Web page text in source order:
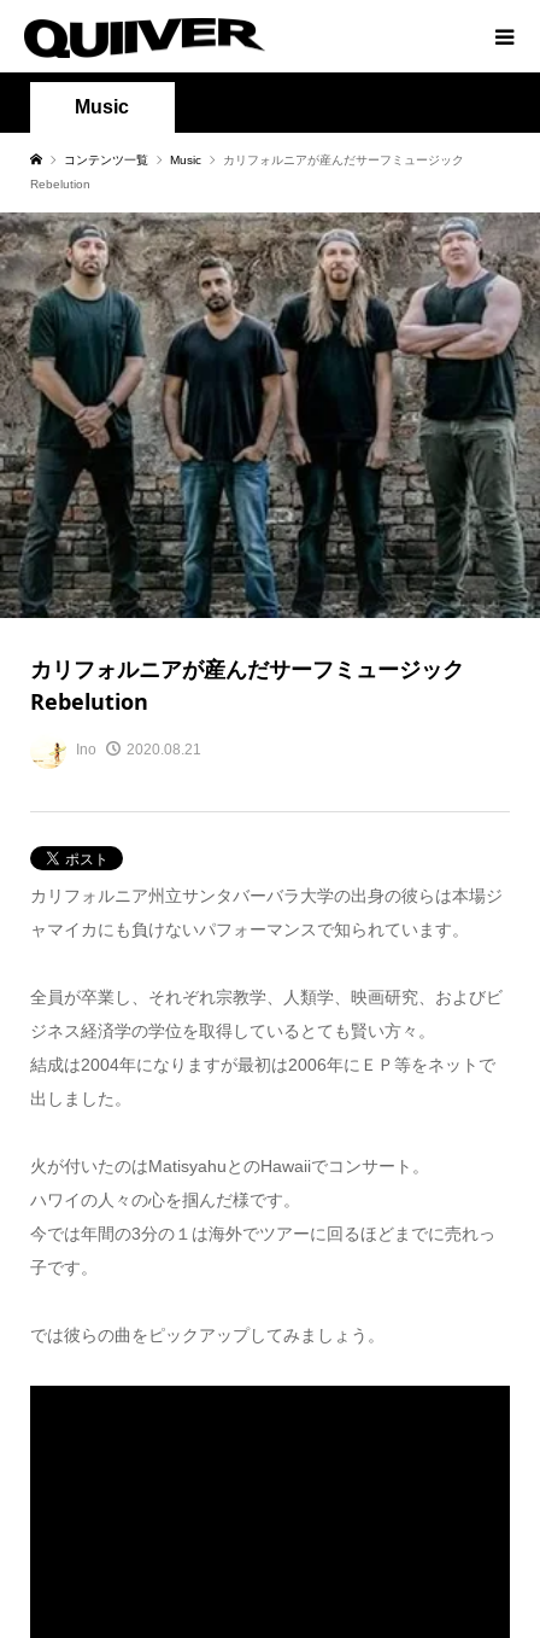
Music
コンテンツ一覧 Music
カリフォルニアが産んだサーフミュージック
Rebelution
カリフォルニアが産んだサーフミュージック
Rebelution
Ino 2020.08.21
カリフォルニア州立サンタバーバラ大学の出身の彼らは本場ジ
ャマイカにも負けないパフォーマンスで知られています。
全員が卒業し、それぞれ宗教学、人類学、映画研究、およびビ
ジネス経済学の学位を取得しているとても賢い方々。
結成は2004年になりますが最初は2006年にＥＰ等をネットで
出しました。
火が付いたのはMatisyahuとのHawaiiでコンサート。
ハワイの人々の心を掴んだ様です。
今では年間の3分の１は海外でツアーに回るほどまでに売れっ
子です。
では彼らの曲をピックアップしてみましょう。